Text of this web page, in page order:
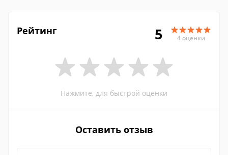
Рейтинг 5 4 оценки
Нажмите, для быстрой оценки
Оставить отзыв